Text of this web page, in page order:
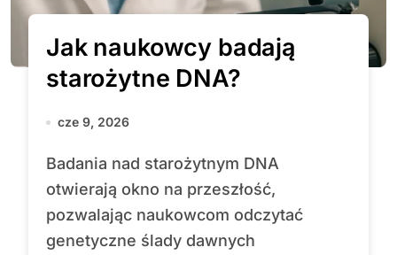
Jak naukowcy badają
starożytne DNA?
cze 9, 2026
Badania nad starożytnym DNA
otwierają okno na przeszłość,
pozwalając naukowcom odczytać
genetyczne ślady dawnych